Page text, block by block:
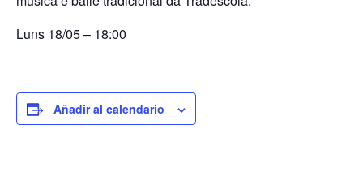
Luns 18/05 – 18:00
Añadir al calendario